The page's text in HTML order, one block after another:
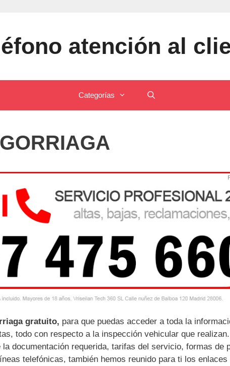
atención al
Categorías
gratuito, para que puedas acceder a toda la
todo con respecto a la inspección vehicular que
documentación requerida, tarifas del servicio, formas de
telefónicas, también hemos reunido para ti los enlaces